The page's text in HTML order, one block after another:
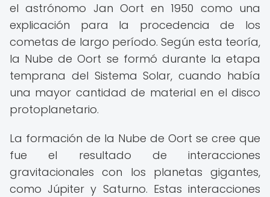
el astrónomo Jan Oort en 1950 como una
explicación para la procedencia de los
cometas de largo período. Según esta teoría,
la Nube de Oort se formó durante la etapa
temprana del Sistema Solar, cuando había
una mayor cantidad de material en el disco
protoplanetario.
La formación de la Nube de Oort se cree que
fue el resultado de interacciones
gravitacionales con los planetas gigantes,
como Júpiter y Saturno. Estas interacciones